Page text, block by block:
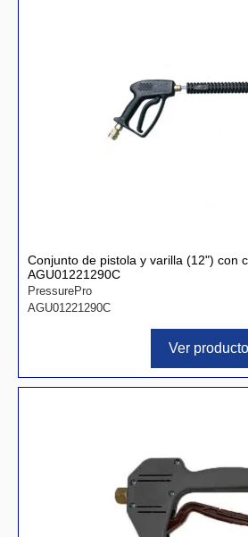
Conjunto de pistola y varilla (12") con
AGU01221290C
PressurePro
AGU01221290C
Ver producto